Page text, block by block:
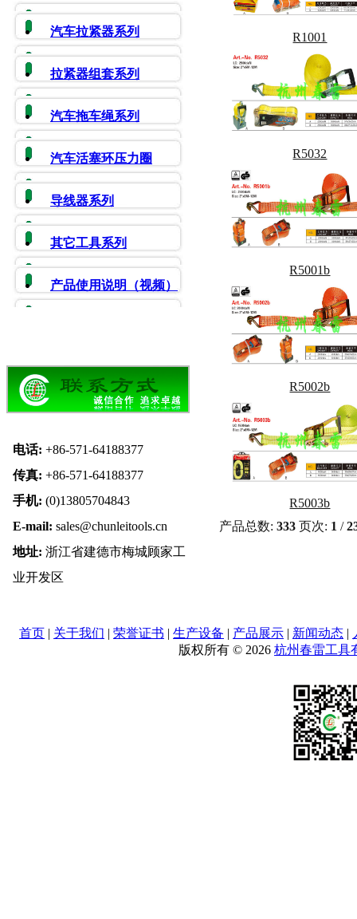
汽车拉紧器系列
拉紧器组套系列
汽车拖车绳系列
汽车活塞环压力圈
导线器系列
其它工具系列
产品使用说明（视频）
电话: +86-571-64188377
传真: +86-571-64188377
手机: (0)13805704843
E-mail: sales@chunleitools.cn
地址: 浙江省建德市梅城顾家工
业开发区
R1001
R5032
R5001b
R5002b
R5003b
产品总数: 333 页次: 1 /
首页 | 关于我们 | 荣誉证书 | 生产设备 | 产品展示 | 新闻动态 |
版权所有 © 2026 杭州春雷工具